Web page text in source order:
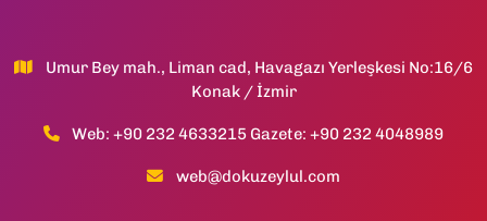
Umur Bey mah., Liman cad, Havagazı Yerleşkesi No:16/6
Konak / İzmir
Web: +90 232 4633215 Gazete: +90 232 4048989
web@dokuzeylul.com